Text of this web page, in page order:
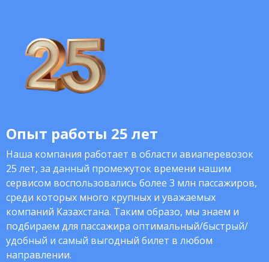
Опыт работы 25 лет
Наша компания работает в области авиаперевозок
25 лет, за данный промежуток времени нашим
сервисом воспользовались более 3 млн пассажиров,
среди которых много крупных и уважаемых
компаний Казахстана. Таким образо, мы знаем и
подбираем для пассажира оптимальный/быстрый/
удобный и самый выгодный билет в любом
направлении.